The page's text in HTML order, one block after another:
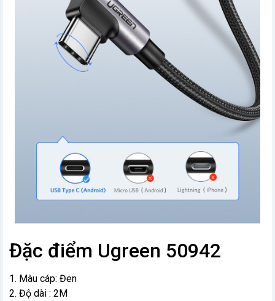
Đặc điểm Ugreen 50942
1. Màu cáp: Đen
2. Độ dài : 2M